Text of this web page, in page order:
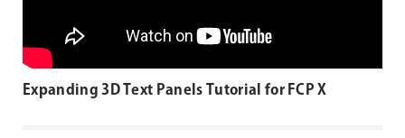
Expanding 3D Text Panels Tutorial for FCP X